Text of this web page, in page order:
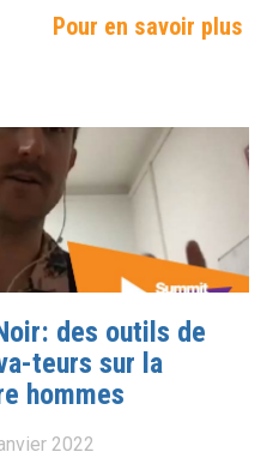
Pour en savoir plus
des outils de
teurs sur la
hommes
2022